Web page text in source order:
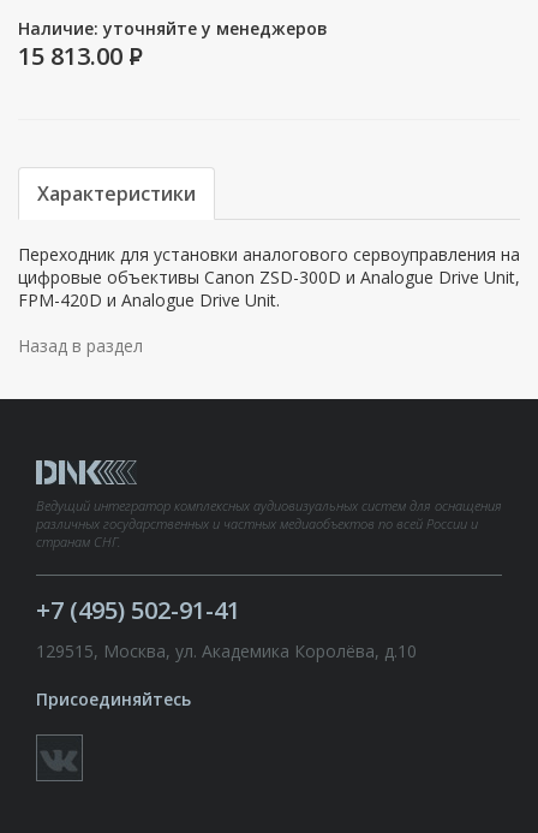
Наличие: уточняйте у менеджеров
15 813.00 P
Характеристики
Переходник для установки аналогового сервоуправления на
цифровые объективы Canon ZSD-300D и Analogue Drive Unit,
FPM-420D и Analogue Drive Unit.
Назад в раздел
Ведущий интегратор комплексных аудиовизуальных систем для оснащения
различных государственных и частных медиаобъектов по всей России и
странам СНГ.
+7 (495) 502-91-41
129515, Москва, ул. Академика Королёва, д.10
Присоединяйтесь